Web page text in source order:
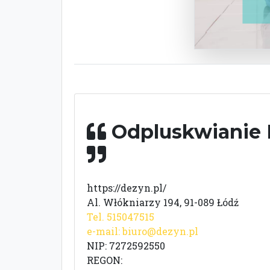
Odpluskwianie
https://dezyn.pl/
Al. Włókniarzy 194, 91-089 Łódź
Tel. 515047515
e-mail:biuro@dezyn.pl
NIP: 7272592550
REGON: